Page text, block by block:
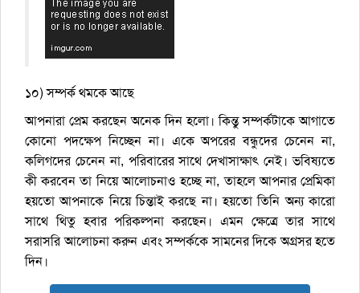
১০) সম্পর্ক থমকে আছে
আপনারা প্রেম করছেন অনেক দিন হলো। কিন্তু সম্পর্কটাকে আগাতে
কোনো পদক্ষেপ নিচ্ছেন না। একে অপরের বন্ধুদের চেনেন না,
কলিগদের চেনেন না, পরিবারের সাথে দেখাসাক্ষাৎ নেই। ভবিষ্যতে
কী করবেন তা নিয়ে আলোচনাও হচ্ছে না, তাহলে আপনার প্রেমিকা
হয়তো আপনাকে নিয়ে চিন্তাই করছে না। হয়তো তিনি অন্য কারো
সাথে থিতু হবার পরিকল্পনা করছেন। এমন ক্ষেত্রে তার সাথে
সরাসরি আলোচনা করুন এবং সম্পর্ককে সামনের দিকে অগ্রসর হতে
দিন।